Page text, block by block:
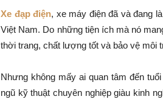
Xe đạp điện, xe máy điện đã và đang
Việt Nam. Do những tiện ích mà nó
thời trang, chất lượng tốt và bảo vệ môi
Nhưng không mấy ai quan tâm đến
ngũ kỹ thuật chuyên nghiệp giàu kinh